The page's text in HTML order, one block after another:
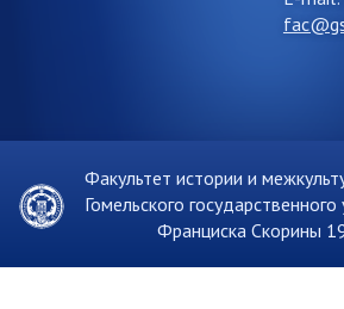
Факультет истории и
Гомельского
Франциска Скорины